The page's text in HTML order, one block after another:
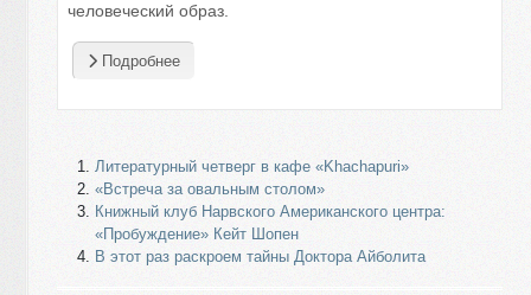
человеческий образ.
Подробнее
Литературный четверг в кафе «Khachapuri»
«Встреча за овальным столом»
Книжный клуб Нарвского Американского центра:
«Пробуждение» Кейт Шопен
В этот раз раскроем тайны Доктора Айболита